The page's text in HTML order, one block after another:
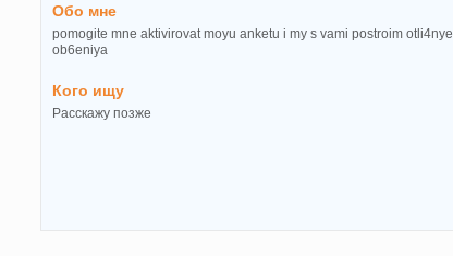
Обо мне
pomogite mne aktivirovat moyu anketu i my s vami postroim otli4nye
ob6eniya
Кого ищу
Расскажу позже